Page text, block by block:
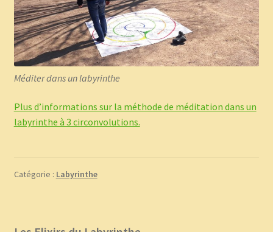
Méditer dans un labyrinthe
Plus d’informations sur la méthode de méditation dans un
labyrinthe à 3 circonvolutions.
Catégorie : Labyrinthe